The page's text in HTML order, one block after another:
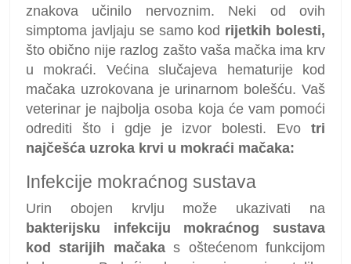
znakova učinilo nervoznim. Neki od ovih
simptoma javljaju se samo kod rijetkih bolesti,
što obično nije razlog zašto vaša mačka ima krv
u mokraći. Većina slučajeva hematurije kod
mačaka uzrokovana je urinarnom bolešću. Vaš
veterinar je najbolja osoba koja će vam pomoći
odrediti što i gdje je izvor bolesti. Evo tri
najčešća uzroka krvi u mokraći mačaka:
Infekcije mokraćnog sustava
Urin obojen krvlju može ukazivati ​​na
bakterijsku infekciju mokraćnog sustava
kod starijih mačakas oštećenom funkcijom